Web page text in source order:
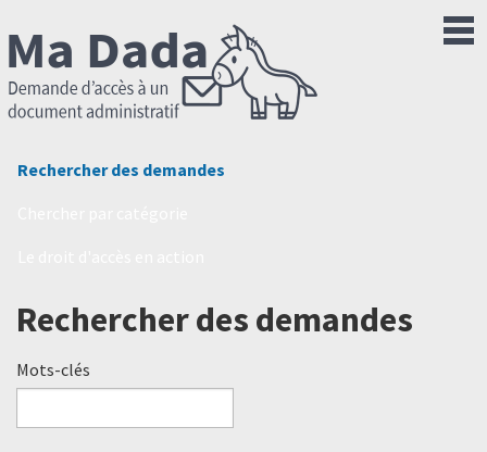
Rechercher des demandes
Rechercher des demandes
Mots-clés